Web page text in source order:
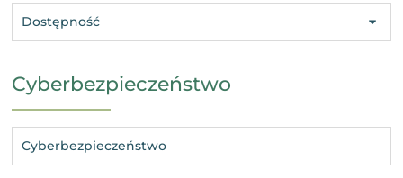
Dostępność
Cyberbezpieczeństwo
Cyberbezpieczeństwo